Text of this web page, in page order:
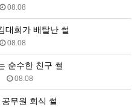
08.08
대희가 배탈난 썰
08.08
순수한 친구 썰
08.08
무원 회식 썰